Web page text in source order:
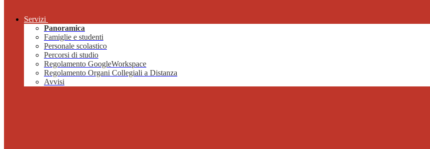
Servizi
Panoramica
Famiglie e studenti
Personale scolastico
Percorsi di studio
Regolamento GoogleWorkspace
Regolamento Organi Collegiali a Distanza
Avvisi